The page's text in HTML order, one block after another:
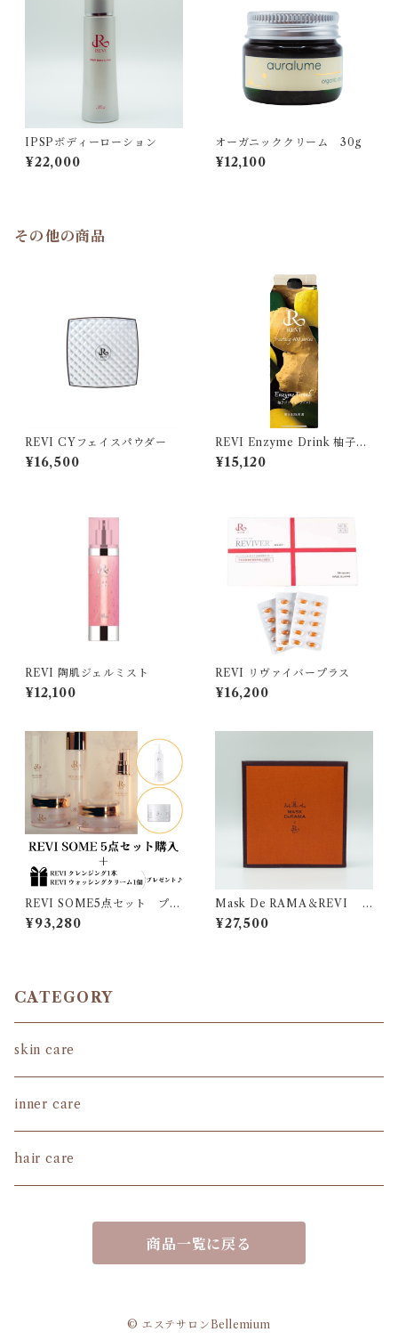
IPSPボディーローション
¥22,000
オーガニッククリーム 30g
¥12,100
その他の商品
REVI CYフェイスパウダー
¥16,500
REVI Enzyme Drink 柚子ジ
ンジャー味
¥15,120
REVI 陶肌ジェルミスト
¥12,100
REVI リヴァイバープラス
¥16,200
REVI SOME5点セット プレ
ゼント付き
¥93,280
Mask De RAMA＆REVI C
ream Wrapping Mask
¥27,500
CATEGORY
skin care
inner care
hair care
商品一覧に戻る
© エステサロンBellemium